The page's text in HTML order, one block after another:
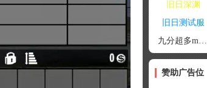
旧日深渊
旧日测试服
九分超多mod群
赞助广告位